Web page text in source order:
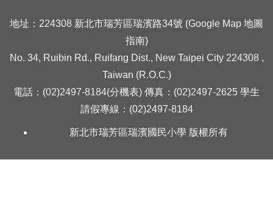
畢業紀念冊專區
地址：224308 新北市瑞芳區瑞濱路34號 (Google Map 地圖
指南)
No. 34, Ruibin Rd., Ruifang Dist., New Taipei City 224308 ,
Taiwan (R.O.C.)
電話：(02)2497-8184(分機表) 傳真：(02)2497-2625 學生
請假專線：(02)2497-8184
新北市瑞芳區瑞濱國民小學 版權所有